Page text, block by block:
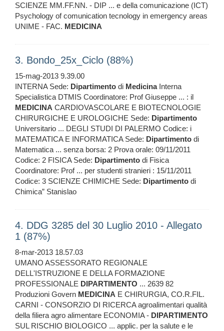
SCIENZE MM.FF.NN. - DIP ... e della comunicazione (ICT)
Psychology of comunication tecnology in emergency areas
UNIME - FAC. MEDICINA
3. Bondo_25x_Ciclo (88%)
15-mag-2013 9.39.00
INTERNA Sede: Dipartimento di MedicinaInterna
Specialistica DTMIS Coordinatore: Prof Giuseppe ... : il
MEDICINA CARDIOVASCOLARE E BIOTECNOLOGIE
CHIRURGICHE E UROLOGICHE Sede: Dipartimento
Universitario ... DEGLI STUDI DI PALERMO Codice: i
MATEMATICA E INFORMATICA Sede: Dipartimento di
Matematica ... senza borsa: 2 Prova orale: 09/11/2011
Codice: 2 FISICA Sede: Dipartimento di Fisica
Coordinatore: Prof ... per studenti stranieri : 15/11/2011
Codice: 3 SCIENZE CHIMICHE Sede: Dipartimento di
Chimica” Stanislao
4. DDG 3285 del 30 Luglio 2010 - Allegato
1 (87%)
8-mar-2013 18.57.03
UMANO ASSESSORATO REGIONALE
DELL'ISTRUZIONE E DELLA FORMAZIONE
PROFESSIONALE DIPARTIMENTO ... 2639 82
Produzioni Govern MEDICINA E CHIRURGIA, CO.R.FIL.
CARNI - CONSORZIO DI RICERCA agroalimentari qualità
della filiera agro alimentare ECONOMIA - DIPARTIMENTO
SUL RISCHIO BIOLOGICO ... applic. per la salute e le